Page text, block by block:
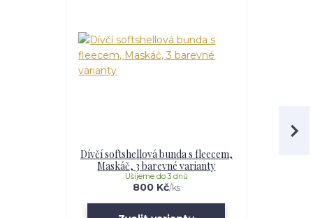
Dívčí softshellová bunda s fleecem,
Maskáč, 3 barevné varianty
800 Kč/ks
Ušijeme do 3 dnů